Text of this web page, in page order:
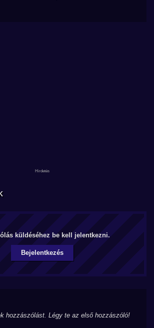
küldéséhez be kell jelentkezni.
Bejelentkezés
hozzászólást. Légy te az első hozzászóló!